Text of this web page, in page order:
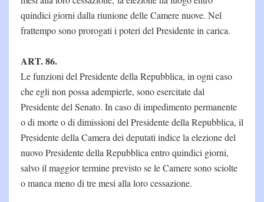
quindici giorni dalla riunione delle Camere nuove. Nel
frattempo sono prorogati i poteri del Presidente in carica.
ART. 86.
Le funzioni del Presidente della Repubblica, in ogni caso
che egli non possa adempierle, sono esercitate dal
Presidente del Senato. In caso di impedimento permanente
o di morte o di dimissioni del Presidente della Repubblica, il
Presidente della Camera dei deputati indice la elezione del
nuovo Presidente della Repubblica entro quindici giorni,
salvo il maggior termine previsto se le Camere sono sciolte
o manca meno di tre mesi alla loro cessazione.